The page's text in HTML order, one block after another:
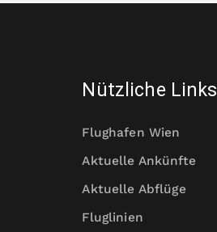
Nützliche Links
Flughafen Wien
Aktuelle Ankünfte
Aktuelle Abflüge
Fluglinien